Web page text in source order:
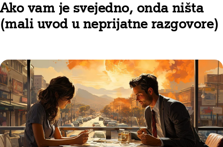
Ako vam je svejedno, onda ništa
(mali uvod u neprijatne razgovore)